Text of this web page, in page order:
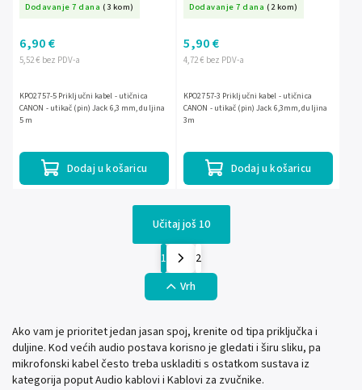
Dodavanje 7 dana (3 kom)
5,52 € bez PDV-a
6,90 €
Dodaj u košaricu
KPO2757-5 Priključni kabel - utičnica
CANON - utikač (pin) Jack 6,3 mm, duljina
5 m
Dodavanje 7 dana (2 kom)
4,72 € bez PDV-a
5,90 €
Dodaj u košaricu
KPO2757-3 Priključni kabel - utičnica
CANON - utikač (pin) Jack 6,3mm, duljina
3m
Učitaj još 10
1
2
Vrh
Ako vam je prioritet jedan jasan spoj, krenite od tipa priključka i
duljine. Kod većih audio postava korisno je gledati i širu sliku, pa
mikrofonski kabel često treba uskladiti s ostatkom sustava iz
kategorija poput Audio kablovi i Kablovi za zvučnike.